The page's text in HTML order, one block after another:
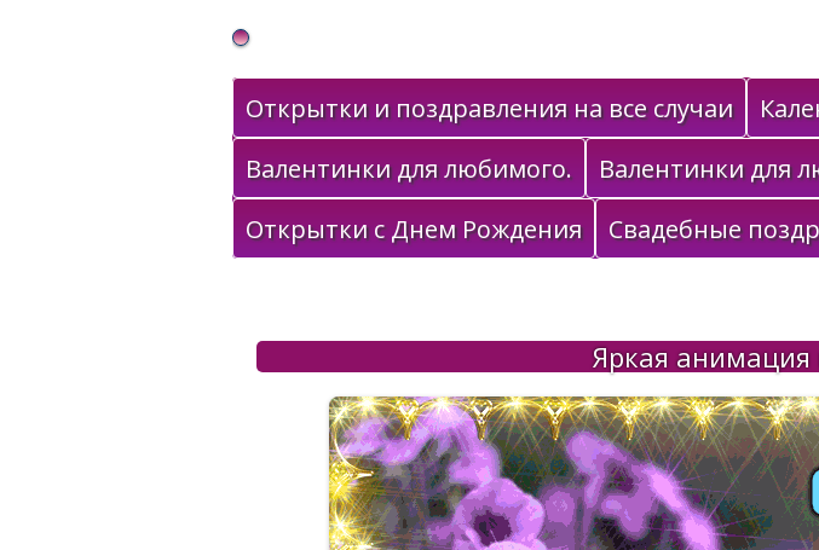
Gif Открытки в подарок
Открытки и поздравления на все случаи
Валентинки для любимого.
Валентинки для
Открытки с Днем Рождения
Свадебные
Яркая анимация